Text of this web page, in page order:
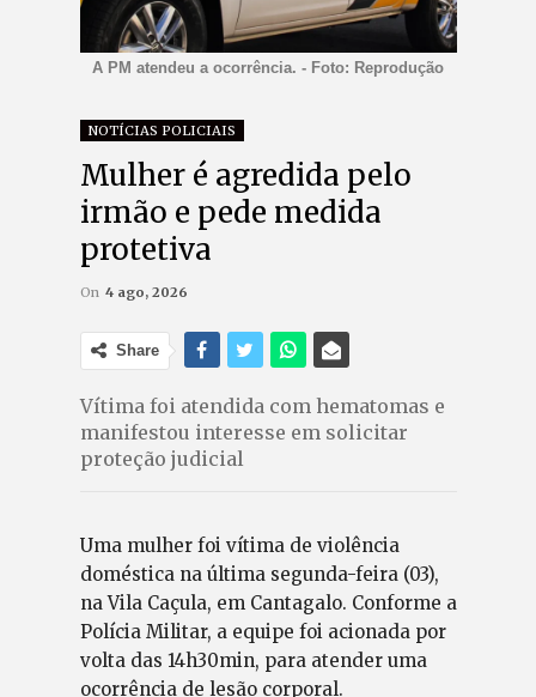
A PM atendeu a ocorrência. - Foto: Reprodução
NOTÍCIAS POLICIAIS
Mulher é agredida pelo
irmão e pede medida
protetiva
On 4 ago, 2026
Share
Vítima foi atendida com hematomas e
manifestou interesse em solicitar
proteção judicial
Uma mulher foi vítima de violência
doméstica na última segunda-feira (03),
na Vila Caçula, em Cantagalo. Conforme a
Polícia Militar, a equipe foi acionada por
volta das 14h30min, para atender uma
ocorrência de lesão corporal.